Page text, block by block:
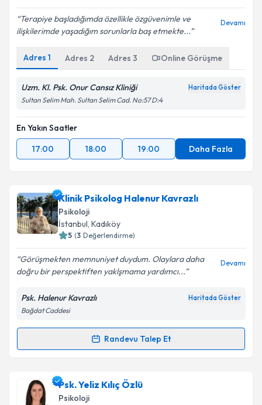
Terapiye başladığımda özellikle özgüvenimle ve
ilişkilerimde yaşadığım sorunlarla baş etmekte...
Devamı
Adres 1 Adres 2 Adres 3 Online Görüşme
Uzm. Kl. Psk. Onur Cansız Kliniği Haritada Göster
Sultan Selim Mah. Sultan Selim Cad. No:57 D:4
En Yakın Saatler
17:00
18:00 19:00 Daha Fazla
Klinik Psikolog Halenur Kavrazlı
Psikoloji
İstanbul, Kadıköy
5 (3 Değerlendirme)
Görüşmekten memnuniyet duydum. Olaylara daha
doğru bir perspektiften yaklşmama yardımcı...
Devamı
Psk. Halenur Kavrazlı Haritada Göster
Bağdat Caddesi
Randevu Talep Et
Randevu Takvimi Talebi
Klinik Psikolog Halenur Kavrazlı
takvimi talebi oluşturun. Size bu uzmandan randevu
Psk. Yeliz Kılıç Özlü
Psikoloji